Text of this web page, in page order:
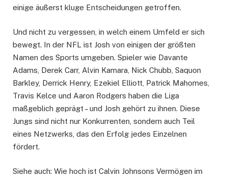
einige äußerst kluge Entscheidungen getroffen.
Und nicht zu vergessen, in welch einem Umfeld er sich
bewegt. In der NFL ist Josh von einigen der größten
Namen des Sports umgeben. Spieler wie Davante
Adams, Derek Carr, Alvin Kamara, Nick Chubb, Saquon
Barkley, Derrick Henry, Ezekiel Elliott, Patrick Mahomes,
Travis Kelce und Aaron Rodgers haben die Liga
maßgeblich geprägt – und Josh gehört zu ihnen. Diese
Jungs sind nicht nur Konkurrenten, sondern auch Teil
eines Netzwerks, das den Erfolg jedes Einzelnen
fördert.
Siehe auch: Wie hoch ist Calvin Johnsons Vermögen im